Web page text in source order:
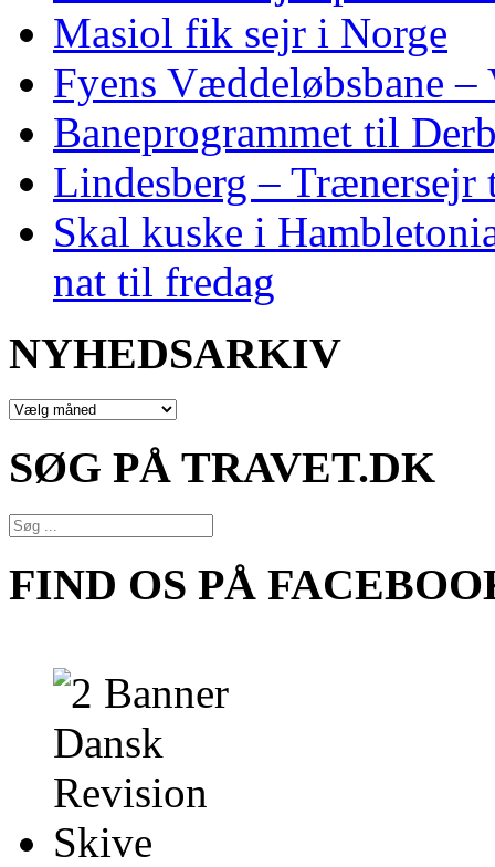
Masiol fik sejr i Norge
Fyens Væddeløbsbane
Baneprogrammet til
Lindesberg – Trænersejr
Skal kuske i
nat til fredag
NYHEDSARKIV
NYHEDSARKIV
SØG PÅ TRAVET.DK
FIND OS PÅ